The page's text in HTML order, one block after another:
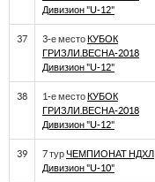
Дивизион "U-12"
37 3-е местоКУБОК
ГРИЗЛИ.ВЕСНА-2018
Дивизион "U-12"
38 1-е местоКУБОК
ГРИЗЛИ.ВЕСНА-2018
Дивизион "U-12"
39 7 турЧЕМПИОНАТ НДХЛ
Дивизион "U-10"